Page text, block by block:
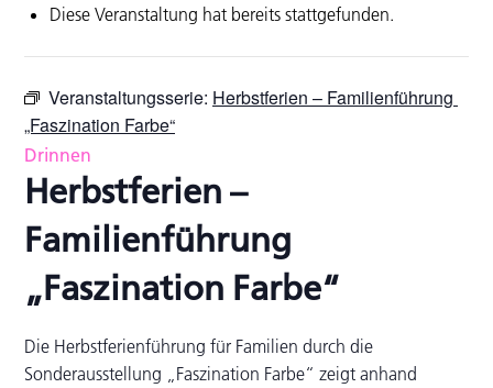
Diese Veranstaltung hat bereits stattgefunden.
Veranstaltungsserie: Herbstferien – Familienführung
„Faszination Farbe“
Drinnen
Herbstferien –
Familienführung
„Faszination Farbe“
Die Herbstferienführung für Familien durch die
Sonderausstellung „Faszination Farbe“ zeigt anhand